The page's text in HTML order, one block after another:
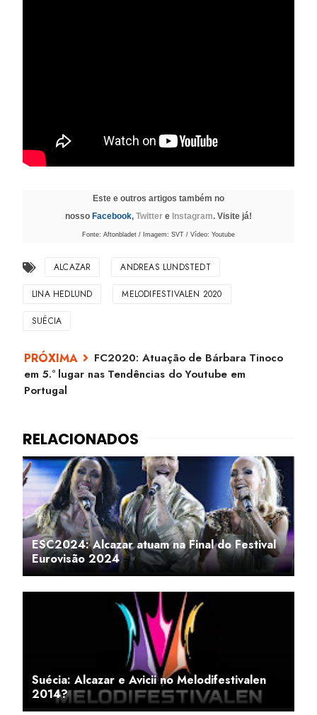
Este e outros artigos também no
nosso Facebook, Twitter e Instagram. Visite já!
Fonte: Aftonbladet / Imagem: SVT / Vídeo: Youtube
ALCAZAR ANDREAS LUNDSTEDT
LINA HEDLUND MELODIFESTIVALEN 2020
SUÉCIA
FC2020: Atuação de Bárbara Tinoco
em 5.º lugar nas Tendências do Youtube em
Portugal
ESC2024: Alcazar atuam na Final do Festival
Eurovisão 2024
Suécia: Alcazar e Avicii no Melodifestivalen
2014?